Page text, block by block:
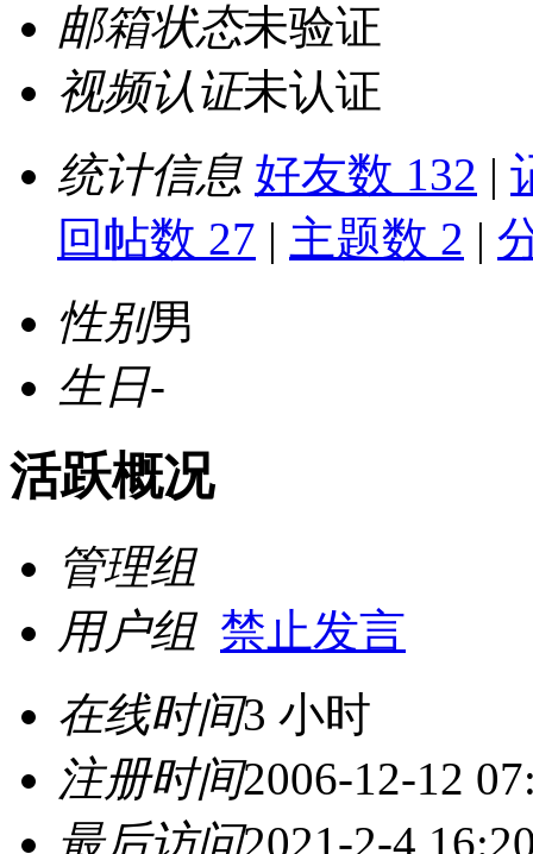
邮箱状态未验证
视频认证未认证
统计信息 好友数 132 |
回帖数 27 | 主题数 2 |
性别男
生日-
活跃概况
管理组
用户组 禁止发言
在线时间3 小时
注册时间2006-12-12
最后访问2021-2-4